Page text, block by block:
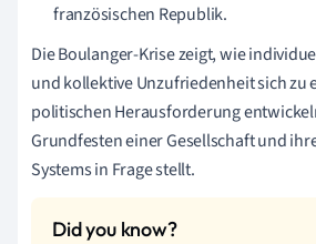
französischen Republik.
Die Boulanger-Krise zeigt, wie
und kollektive Unzufriedenheit sich zu
politischen Herausforderung
Grundfesten einer Gesellschaft und
Systems in Frage stellt.